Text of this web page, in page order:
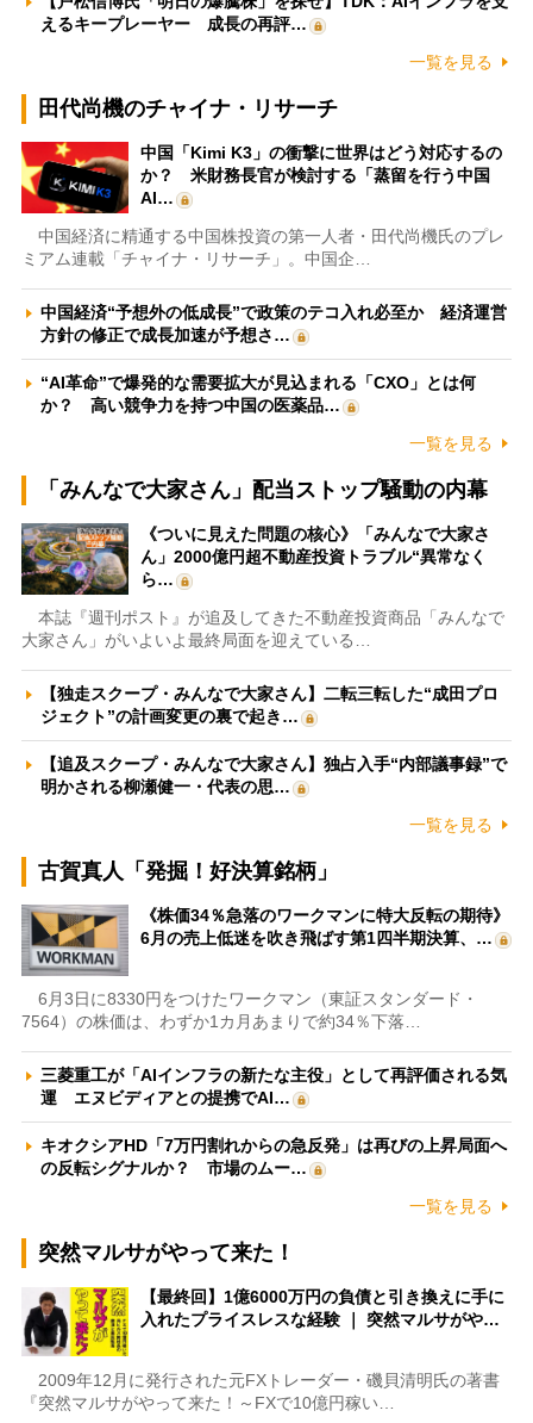
えるキープレーヤー 成長の再評…
一覧を見る
田代尚機のチャイナ・リサーチ
中国「Kimi K3」の衝撃に世界はどう対応するの
か？ 米財務長官が検討する「蒸留を行う中国
AI…
中国経済に精通する中国株投資の第一人者・田代尚機氏のプレ
ミアム連載「チャイナ・リサーチ」。中国企…
中国経済“予想外の低成長”で政策のテコ入れ必至か 経済運営
方針の修正で成長加速が予想さ…
“AI革命”で爆発的な需要拡大が見込まれる「CXO」とは何
か？ 高い競争力を持つ中国の医薬品…
一覧を見る
「みんなで大家さん」配当ストップ騒動の内幕
《ついに見えた問題の核心》「みんなで大家さ
ん」2000億円超不動産投資トラブル“異常なく
ら…
本誌『週刊ポスト』が追及してきた不動産投資商品「みんなで
大家さん」がいよいよ最終局面を迎えている…
【独走スクープ・みんなで大家さん】二転三転した“成田プロ
ジェクト”の計画変更の裏で起き…
【追及スクープ・みんなで大家さん】独占入手“内部議事録”で
明かされる柳瀬健一・代表の思…
一覧を見る
古賀真人「発掘！好決算銘柄」
《株価34％急落のワークマンに特大反転の期待》
6月の売上低迷を吹き飛ばす第1四半期決算、…
6月3日に8330円をつけたワークマン（東証スタンダード・
7564）の株価は、わずか1カ月あまりで約34％下落…
三菱重工が「AIインフラの新たな主役」として再評価される気
運 エヌビディアとの提携でAI…
キオクシアHD「7万円割れからの急反発」は再びの上昇局面へ
の反転シグナルか？ 市場のムー…
一覧を見る
突然マルサがやって来た！
【最終回】1億6000万円の負債と引き換えに手に
入れたプライスレスな経験 ｜ 突然マルサがや…
2009年12月に発行された元FXトレーダー・磯貝清明氏の著書
『突然マルサがやって来た！～FXで10億円稼い…